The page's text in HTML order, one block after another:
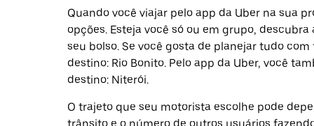
Quando você viajar pelo app da Uber na sua
opções. Esteja você só ou em grupo,
seu bolso. Se você gosta de planejar tudo
destino: Rio Bonito. Pelo app da Uber, você
destino: Niterói.
O trajeto que seu motorista escolhe pode